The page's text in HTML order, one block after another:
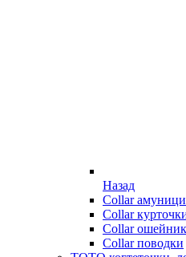
Назад
Collar
Collar
Collar
Collar поводки